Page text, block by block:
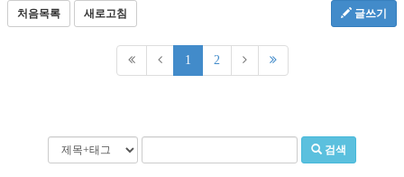
처음목록 새로고침 글쓰기
1 2
검색